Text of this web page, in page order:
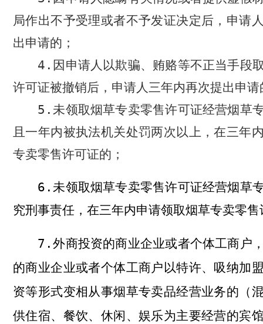
局作出不予受理或者不予发证决定后，申请
出申请的；
4. 因申请人以欺骗、贿赂等不正当手段
许可证被撤销后，申请人三年内再次提出申请
5.未领取烟草专卖零售许可证经营烟草
且一年内被执法机关处罚两次以上，在三年
专卖零售许可证的；
6.未领取烟草专卖零售许可证经营烟草
究刑事责任，在三年内申请领取烟草专卖零
7.外商投资的商业企业或者个体工商户
的商业企业或者个体工商户以特许、吸纳加
资等形式变相从事烟草专卖品经营业务的（
供住宿、餐饮、休闲、娱乐为主要经营的宾